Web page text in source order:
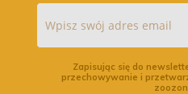
Zapisując się do
przechowywanie i